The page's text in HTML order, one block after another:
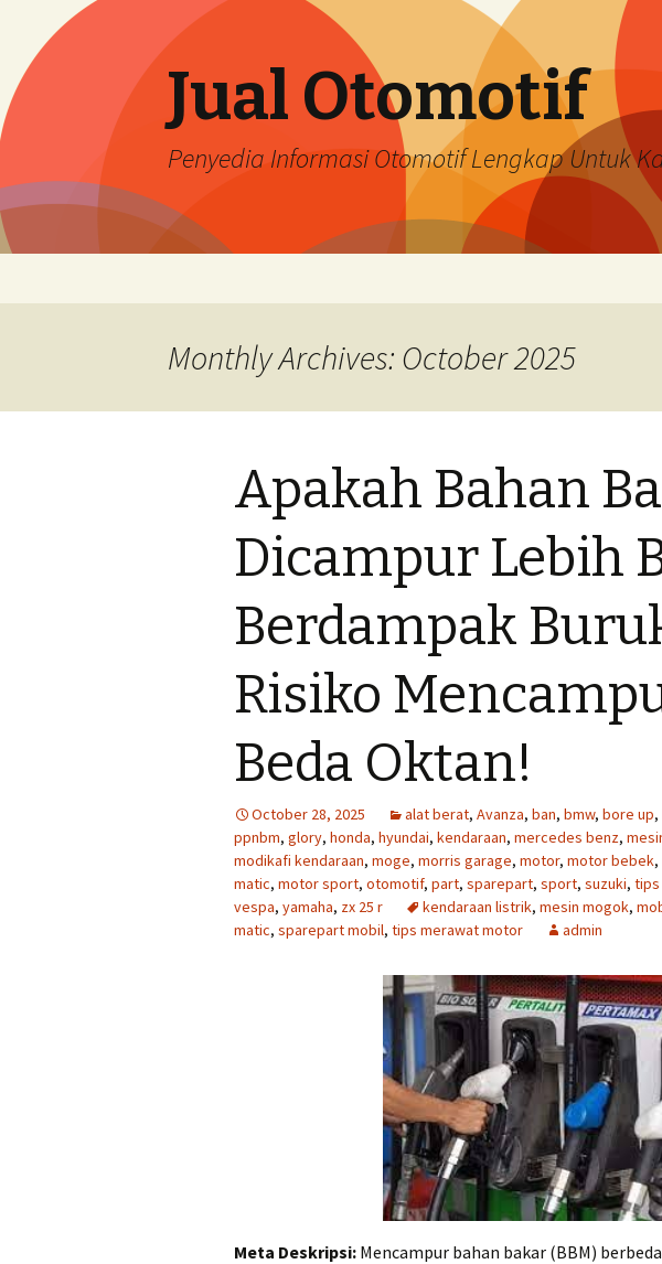
Jual Otomotif
Penyedia Informasi Otomotif Lengkap Untuk
Monthly Archives: October 2025
Apakah Bahan
Dicampur Lebih
Berdampak
Risiko
Beda Oktan!
October 28, 2025 alat berat, Avanza, ban, bmw, bore up,
ppnbm, glory, honda, hyundai, kendaraan, mercedes benz,
modikafi kendaraan, moge, morris garage, motor, motor bebek,
matic, motor sport, otomotif, part, sparepart, sport, suzuki, tips
vespa, yamaha, zx 25 r kendaraan listrik, mesin mogok,
matic, sparepart mobil, tips merawat motor admin
Meta Deskripsi: Mencampur bahan bakar (BBM)